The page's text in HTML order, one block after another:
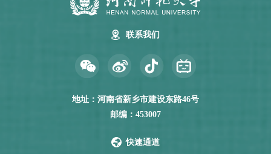
联系我们
地址：河南省新乡市建设东路46号
邮编：453007
快速通道